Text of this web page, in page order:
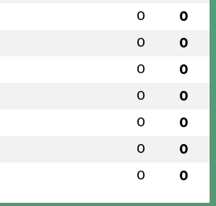
0 0
0 0
0 0
0 0
0 0
0 0
0 0